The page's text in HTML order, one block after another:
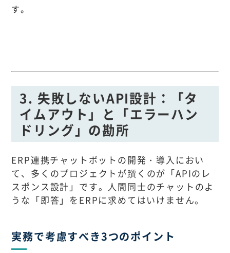
す。
3. 失敗しないAPI設計：「タ
イムアウト」と「エラーハン
ドリング」の勘所
ERP連携チャットボットの開発・導入におい
て、多くのプロジェクトが躓くのが「APIのレ
スポンス設計」です。人間同士のチャットのよ
うな「即答」をERPに求めてはいけません。
実務で考慮すべき3つのポイント